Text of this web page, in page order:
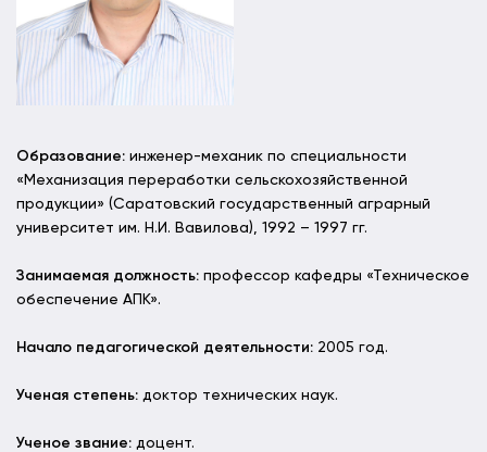
Образование: инженер-механик по специальности
«Механизация переработки сельскохозяйственной
продукции» (Саратовский государственный аграрный
университет им. Н.И. Вавилова), 1992 – 1997 гг.
Занимаемая должность: профессор кафедры «Техническое
обеспечение АПК».
Начало педагогической деятельности: 2005 год.
Ученая степень: доктор технических наук.
Ученое звание: доцент.